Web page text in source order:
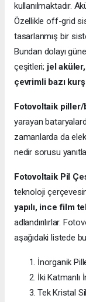
kullanılmaktadır.
Özellikle off-grid
tasarlanmış bir
Bundan dolayı
çeşitleri; jel
çevrimli bazı
Fotovoltaik piller/
yarayan
zamanlarda da
nedir sorusu
Fotovoltaik Pil
teknoloji
yapılı, ince film
adlandırılırlar.
aşağıdaki listede
İnorganik
İki Katmanlı
Tek Kristal